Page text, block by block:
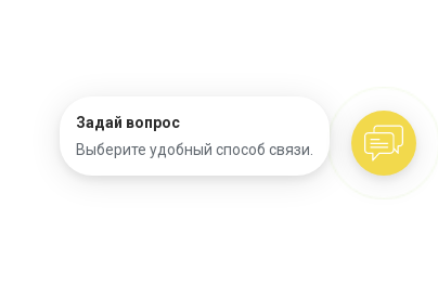
Задай вопрос
Выберите удобный способ связи.